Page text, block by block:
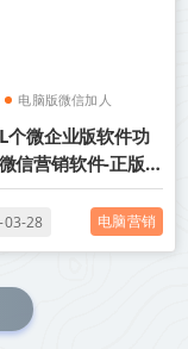
电脑版微信加人
电脑微信营销软件
个微企业版软件功
信营销软件-正版激
03-28 电脑营销